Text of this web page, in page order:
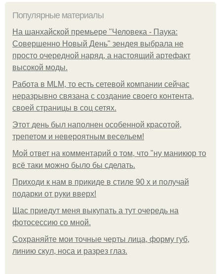
Популярные материалы
На шанхайской премьере "Человека - Паука:
Совершенно Новый День" зендея выбрала не
просто очередной наряд, а настоящий артефакт
высокой моды.
Работа в MLM, то есть сетевой компании сейчас
неразрывно связана с создание своего контента,
своей страницы в соц сетях.
Этот день был наполнен особенной красотой,
трепетом и невероятным весельем!
Мой ответ на комментарий о том, что "ну маникюр то
всё таки можно было бы сделать.
Приходи к нам в прикиде в стиле 90 х и получай
подарки от руки вверх!
Щас приедут меня выкупать а тут очередь на
фотосессию со мной.
Сохраняйте мои точные черты лица, форму губ,
линию скул, носа и разрез глаз.